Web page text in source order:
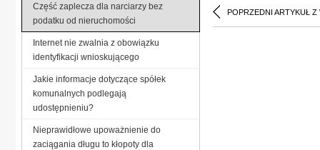
POPRZEDNI ARTYKUŁ Z
Część zaplecza dla narciarzy bez
podatku od nieruchomości
Internet nie zwalnia z obowiązku
identyfikacji wnioskującego
Jakie informacje dotyczące spółek
komunalnych podlegają
udostępnieniu?
Nieprawidłowe upoważnienie do
zaciągania długu to kłopoty dla